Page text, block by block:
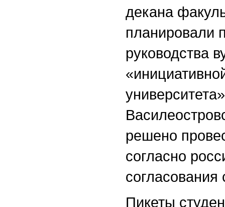
декана
планировали
руководства
университета»
решено
согласно
согласования
Пикеты